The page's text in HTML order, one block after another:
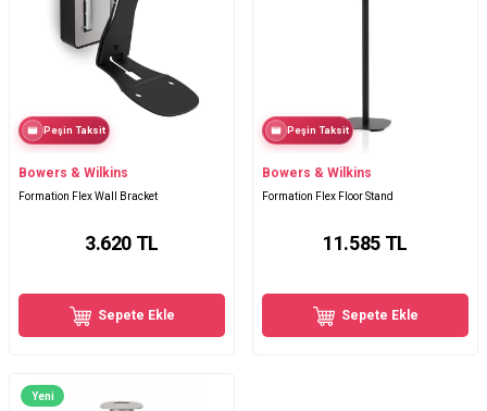
Peşin Taksit
Bowers & Wilkins
Formation Flex Wall Bracket
3.620 TL
Sepete Ekle
Peşin Taksit
Bowers & Wilkins
Formation Flex Floor Stand
11.585TL
Sepete Ekle
Yeni